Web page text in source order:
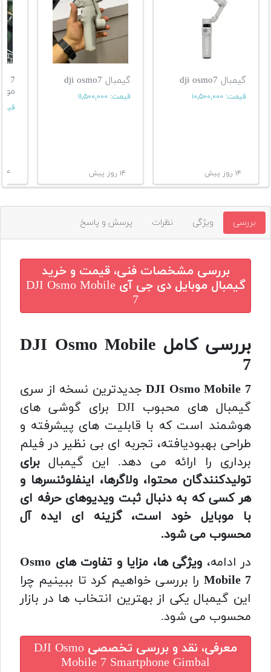
گیمبال dji osmo7
قیمت: ۱۰,۵۰۰,۰۰۰
۱۴ روز پیش
گیمبال dji osmo7
قیمت: ۱۱,۵۰۰,۰۰۰
۱۴ روز پیش ۱۴ روز پیش
بررسی ویژگی نظرات پرسش و پاسخ
بررسی مشخصات فنی، قیمت و خرید
گیمبال موبایل دی جی آی DJI Osmo Mobile
7
بررسی کامل DJI Osmo Mobile
7
DJI Osmo Mobile 7جدیدترین نسخه از سری
گیمبال های محبوب DJI برای گوشی های
هوشمند است که با قابلیت های پیشرفته و
طراحی بهبودیافته، تجربه ای بی نظیر در فیلم
برداری را ارائه می دهد. این گیمبال برای
تولیدکنندگان محتوا، ولاگرها، اینفلوئنسرها و
هر کسی که به دنبال ثبت ویدیوهای حرفه ای
با موبایل خود است، گزینه ای ایده آل
محسوب می شود.
در ادامه،
ویژگی ها، مزایا و تفاوت های Osmo
Mobile 7 را بررسی خواهیم کرد تا ببینیم چرا
این گیمبال یکی از بهترین انتخاب ها در بازار
محسوب می شود.
معرفی، نقد و بررسی تخصصی DJI Osmo
Mobile 7 Smartphone Gimbal